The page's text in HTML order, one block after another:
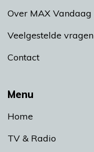
Menu
Home
TV & Radio
Over MAX Vandaag
Veelgestelde vragen
Contact